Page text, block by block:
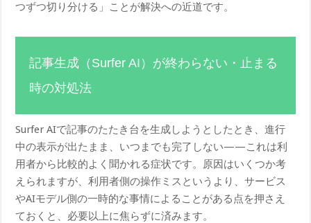
つずつ切り分ける」ことが解決への近道です。
記事生成（Surfer AI）が終わらない・止まる
時の対処法
Surfer AIで記事のたたき台を生成しようとしたとき、進行
中の表示が出たまま、いつまでも完了しない——これは利
用者から比較的よく聞かれる症状です。原因はいくつか考
えられますが、利用者側の操作ミスというより、サービス
やAIモデル側の一時的な事情によることがある点を押さえ
ておくと、必要以上に焦らずに済みます。